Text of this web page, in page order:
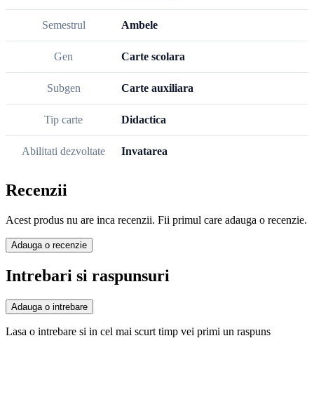
Semestrul Ambele
Gen Carte scolara
Subgen Carte auxiliara
Tip carte Didactica
Abilitati dezvoltate Invatarea
Recenzii
Acest produs nu are inca recenzii. Fii primul care adauga o recenzie.
Adauga o recenzie
Intrebari si raspunsuri
Adauga o intrebare
Lasa o intrebare si in cel mai scurt timp vei primi un raspuns